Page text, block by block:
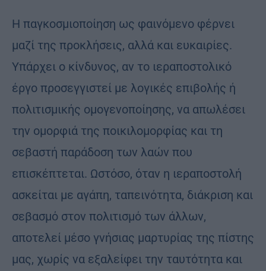
Η παγκοσμιοποίηση ως φαινόμενο φέρνει
μαζί της προκλήσεις, αλλά και ευκαιρίες.
Υπάρχει ο κίνδυνος, αν το ιεραποστολικό
έργο προσεγγιστεί με λογικές επιβολής ή
πολιτισμικής ομογενοποίησης, να απωλέσει
την ομορφιά της ποικιλομορφίας και τη
σεβαστή παράδοση των λαών που
επισκέπτεται. Ωστόσο, όταν η ιεραποστολή
ασκείται με αγάπη, ταπεινότητα, διάκριση και
σεβασμό στον πολιτισμό των άλλων,
αποτελεί μέσο γνήσιας μαρτυρίας της πίστης
μας, χωρίς να εξαλείφει την ταυτότητα και